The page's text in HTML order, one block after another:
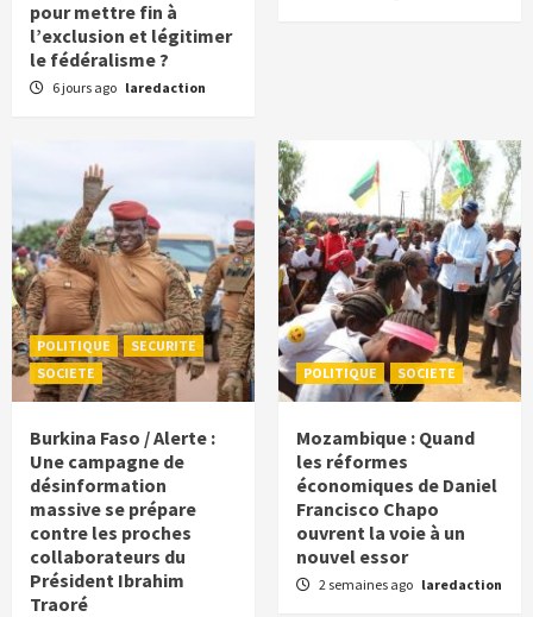
pour mettre fin à
l’exclusion et légitimer
le fédéralisme ?
6 jours ago laredaction
POLITIQUE
SECURITE
SOCIETE
Burkina Faso / Alerte :
Une campagne de
désinformation
massive se prépare
contre les proches
collaborateurs du
Président Ibrahim
Traoré
POLITIQUE SOCIETE
Mozambique : Quand
les réformes
économiques de Daniel
Francisco Chapo
ouvrent la voie à un
nouvel essor
2 semaines ago laredaction